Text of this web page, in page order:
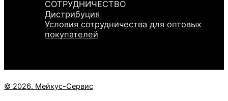
СОТРУДНИЧЕСТВО
Дистрибуция
Условия сотрудничества для оптовых
покупателей
© 2026. Мейкус-Сервис